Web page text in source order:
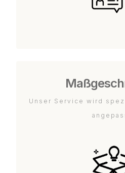
Unser Service wird